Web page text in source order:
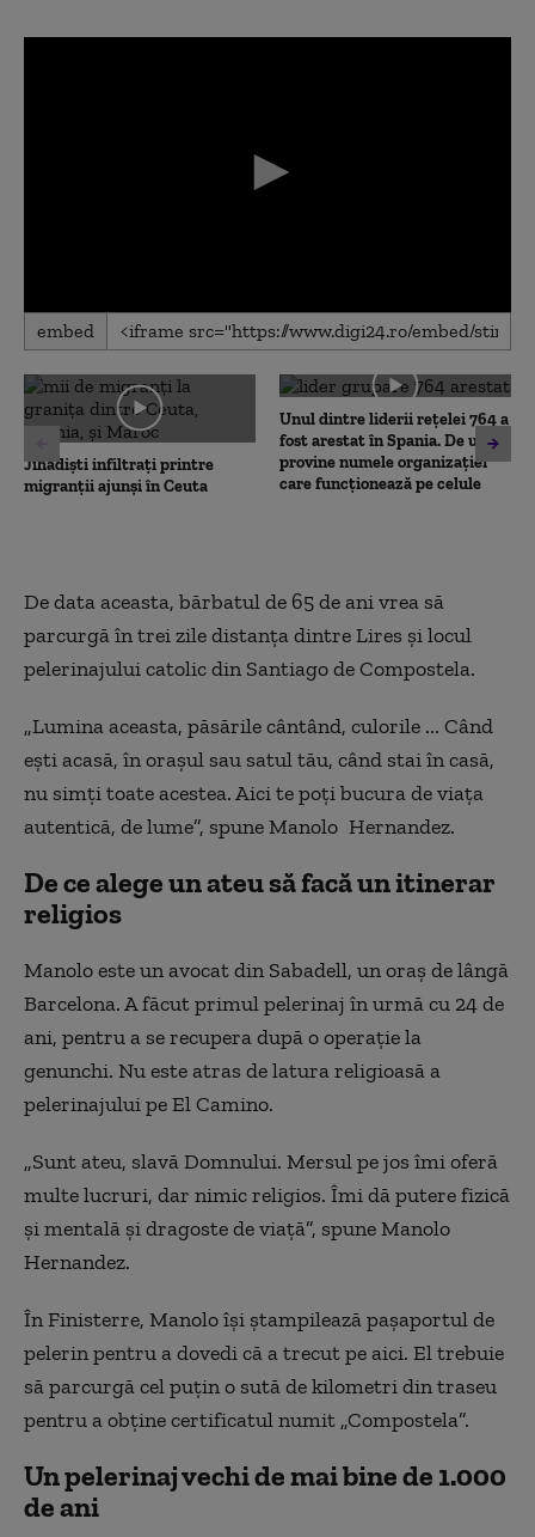
0
seconds
0
seconds
embed
Jihadiști infiltrați printre
migranții ajunși în Ceuta
Unul dintre liderii rețelei 764 a
fost arestat în Spania. De unde
provine numele organizației
care funcționează pe celule
De data aceasta, bărbatul de 65 de ani vrea să
parcurgă în trei zile distanța dintre Lires și locul
pelerinajului catolic din Santiago de Compostela.
„Lumina aceasta, păsările cântând, culorile ... Când
ești acasă, în orașul sau satul tău, când stai în casă,
nu simți toate acestea. Aici te poți bucura de viața
autentică, de lume”, spune Manolo Hernandez.
De ce alege un ateu să facă un itinerar
religios
Manolo este un avocat din Sabadell, un oraș de lângă
Barcelona. A făcut primul pelerinaj în urmă cu 24 de
ani, pentru a se recupera după o operație la
genunchi. Nu este atras de latura religioasă a
pelerinajului pe El Camino.
„Sunt ateu, slavă Domnului. Mersul pe jos îmi oferă
multe lucruri, dar nimic religios. Îmi dă putere fizică
și mentală și dragoste de viață”, spune Manolo
Hernandez.
În Finisterre, Manolo își ștampilează pașaportul de
pelerin pentru a dovedi că a trecut pe aici. El trebuie
să parcurgă cel puțin o sută de kilometri din traseu
pentru a obține certificatul numit „Compostela”.
Un pelerinaj vechi de mai bine de 1.000
de ani